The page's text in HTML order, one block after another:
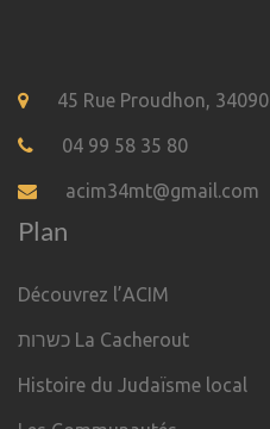
45 Rue Proudhon,
04 99 58 35 80
acim34mt@gmail.com
Plan
Découvrez l’ACIM
כשרות La Cacherout
Histoire du Judaïsme local